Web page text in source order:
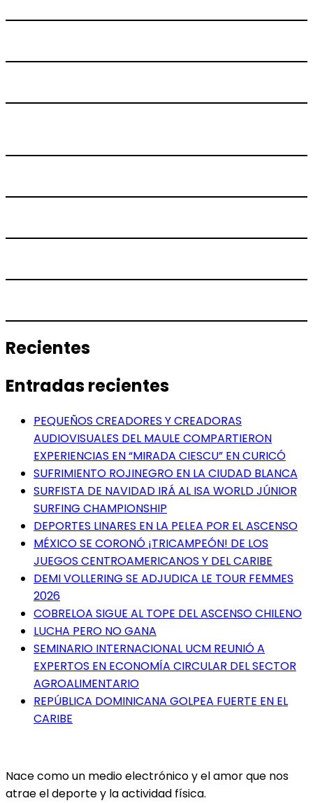
Recientes
Entradas recientes
PEQUEÑOS CREADORES Y CREADORAS
AUDIOVISUALES DEL MAULE COMPARTIERON
EXPERIENCIAS EN “MIRADA CIESCU” EN CURICÓ
SUFRIMIENTO ROJINEGRO EN LA CIUDAD BLANCA
SURFISTA DE NAVIDAD IRÁ AL ISA WORLD JÚNIOR
SURFING CHAMPIONSHIP
DEPORTES LINARES EN LA PELEA POR EL ASCENSO
MÉXICO SE CORONÓ ¡TRICAMPEÓN! DE LOS
JUEGOS CENTROAMERICANOS Y DEL CARIBE
DEMI VOLLERING SE ADJUDICA LE TOUR FEMMES
2026
COBRELOA SIGUE AL TOPE DEL ASCENSO CHILENO
LUCHA PERO NO GANA
SEMINARIO INTERNACIONAL UCM REUNIÓ A
EXPERTOS EN ECONOMÍA CIRCULAR DEL SECTOR
AGROALIMENTARIO
REPÚBLICA DOMINICANA GOLPEA FUERTE EN EL
CARIBE
Nace como un medio electrónico y el amor que nos
atrae el deporte y la actividad física.